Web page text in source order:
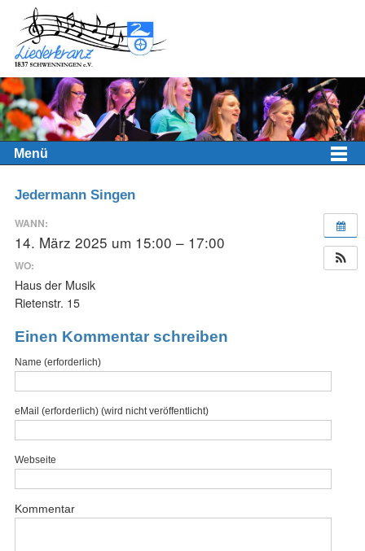
Menü
Jedermann Singen
WANN:
14. März 2025 um 15:00 – 17:00
WO:
Haus der Musik
Rietenstr. 15
Einen Kommentar schreiben
Name (erforderlich)
eMail (erforderlich) (wird nicht veröffentlicht)
Webseite
Kommentar